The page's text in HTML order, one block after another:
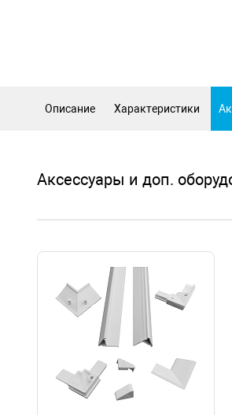
Описание Характеристики
Аксессуары и доп.